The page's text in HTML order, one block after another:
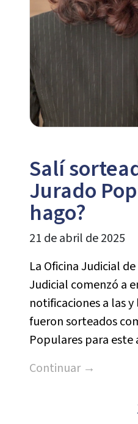
Salí
Jurado
hago?
21 de abril de 2025
La Oficina Judicial
Judicial comenzó a
notificaciones a las
fueron sorteados
Populares para este
Continuar →